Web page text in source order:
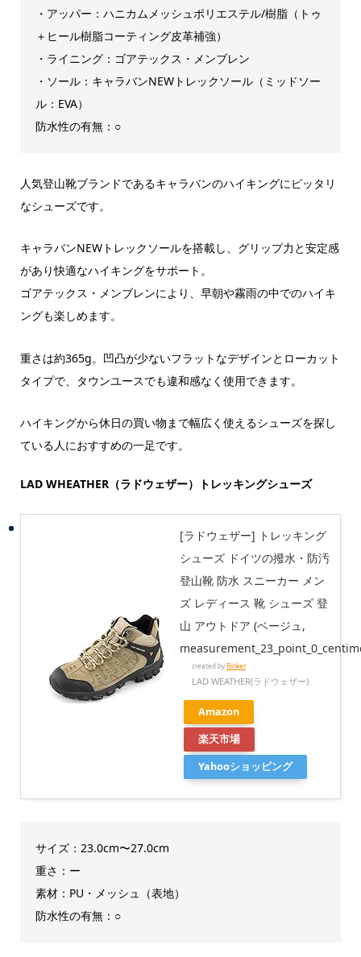
・アッパー：ハニカムメッシュポリエステル/樹脂（トゥ
＋ヒール樹脂コーティング皮革補強）
・ライニング：ゴアテックス・メンブレン
・ソール：キャラバンNEWトレックソール（ミッドソー
ル：EVA）
防水性の有無：○
人気登山靴ブランドであるキャラバンのハイキングにピッタリ
なシューズです。
キャラバンNEWトレックソールを搭載し、グリップ力と安定感
があり快適なハイキングをサポート。
ゴアテックス・メンブレンにより、早朝や霧雨の中でのハイキ
ングも楽しめます。
重さは約365g。凹凸が少ないフラットなデザインとローカット
タイプで、タウンユースでも違和感なく使用できます。
ハイキングから休日の買い物まで幅広く使えるシューズを探し
ている人におすすめの一足です。
LAD WHEATHER（ラドウェザー）トレッキングシューズ
[ラドウェザー] トレッキング
シューズ ドイツの撥水・防汚
登山靴 防水 スニーカー メン
ズ レディース 靴 シューズ 登
山 アウトドア (ベージュ,
created byRinker
LAD WEATHER(ラドウェザー)
Amazon
楽天市場
Yahooショッピング
サイズ：23.0cm〜27.0cm
重さ：ー
素材：PU・メッシュ（表地）
防水性の有無：○